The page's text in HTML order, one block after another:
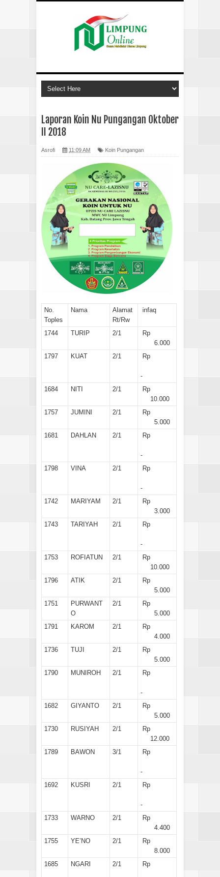
Laporan Koin Nu Pungangan Oktober
II 2018
Asrofi 11:09 AM Koin Pungangan
No.
Toples
Nama
Alamat
Rt/Rw
infaq
1744 TURIP 2/1
Rp
6.000
1797
KUAT 2/1 Rp
-
1684
NITI 2/1
Rp
10.000
1757
JUMINI 2/1
Rp
5.000
1681
DAHLAN 2/1 Rp
-
1798
VINA 2/1 Rp
-
1742
MARIYAM 2/1
Rp
3.000
1743
TARIYAH 2/1 Rp
-
1753
ROFIATUN 2/1
Rp
10.000
1796
ATIK 2/1
Rp
5.000
1751
PURWANT
O
2/1
Rp
5.000
1791
KAROM 2/1
Rp
4.000
1736
TUJI 2/1
Rp
5.000
1790
MUNIROH 2/1 Rp
-
1682
GIYANTO 2/1
Rp
5.000
1730
RUSIYAH 2/1
Rp
12.000
1789
BAWON 3/1 Rp
-
1692
KUSRI 2/1 Rp
-
1733
WARNO 2/1
Rp
4.400
1755
YE’NO 2/1
Rp
8.000
1685
NGARI 2/1 Rp